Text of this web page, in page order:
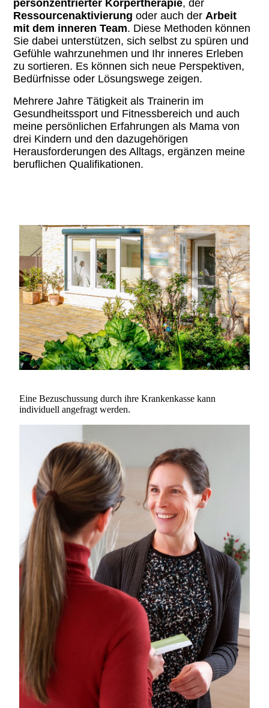
personzentrierter Körpertherapie, der
Ressourcenaktivierungoder auch derArbeit
mit dem inneren Team. Diese Methoden können
Sie dabei unterstützen, sich selbst zu spüren und
Gefühle wahrzunehmen und Ihr inneres Erleben
zu sortieren. Es können sich neue Perspektiven,
Bedürfnisse oder Lösungswege zeigen.
Mehrere Jahre Tätigkeit als Trainerin im
Gesundheitssport und Fitnessbereich und auch
meine persönlichen Erfahrungen als Mama von
drei Kindern und den dazugehörigen
Herausforderungen des Alltags, ergänzen meine
beruflichen Qualifikationen.
Eine Bezuschussung durch ihre Krankenkasse kann
individuell angefragt werden.